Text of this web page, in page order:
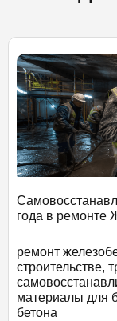
года в ремонте
ремонт
строительстве,
материалы для
бетона